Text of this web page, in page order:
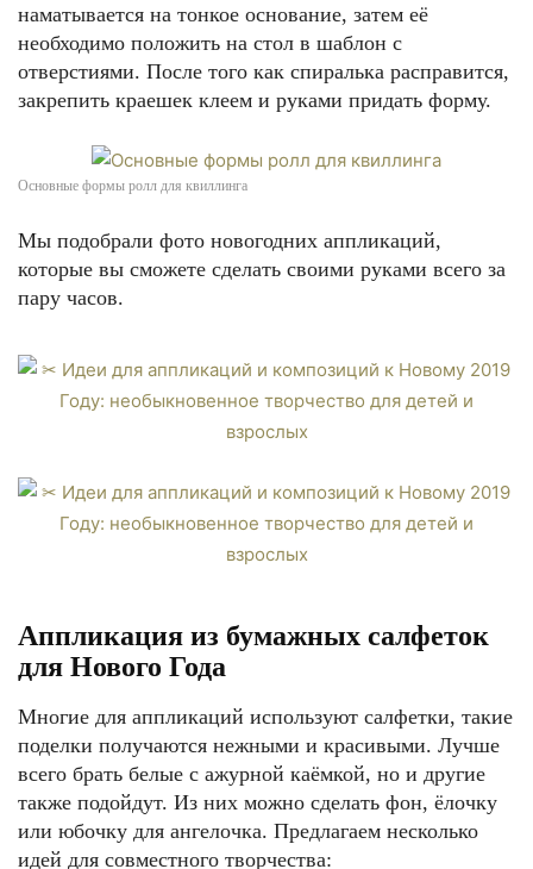
наматывается на тонкое основание, затем её
необходимо положить на стол в шаблон с
отверстиями. После того как спиралька расправится,
закрепить краешек клеем и руками придать форму.
Основные формы ролл для квиллинга
Мы подобрали фото новогодних аппликаций,
которые вы сможете сделать своими руками всего за
пару часов.
Аппликация из бумажных салфеток
для Нового Года
Многие для аппликаций используют салфетки, такие
поделки получаются нежными и красивыми. Лучше
всего брать белые с ажурной каёмкой, но и другие
также подойдут. Из них можно сделать фон, ёлочку
или юбочку для ангелочка. Предлагаем несколько
идей для совместного творчества: